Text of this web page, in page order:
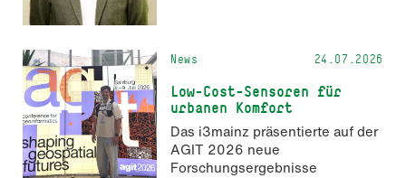
News 24.07.2026
Low-Cost-Sensoren für
urbanen Komfort
Das i3mainz präsentierte auf der
AGIT 2026 neue
Forschungsergebnisse